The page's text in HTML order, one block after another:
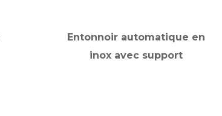
Entonnoir automatique en
inox avec support